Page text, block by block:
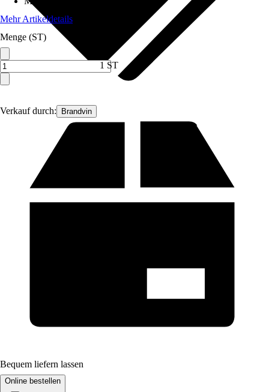
Verkauf durch: Brandvin
Mehr Artikeldetails
Menge (ST)
1 ST
Bequem liefern lassen
Online bestellen